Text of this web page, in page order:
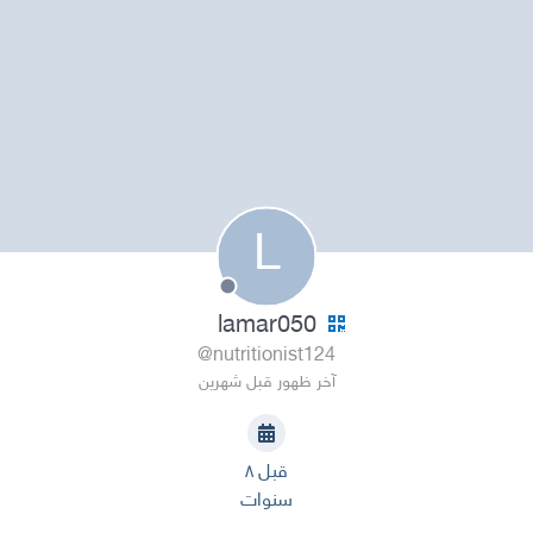
L
lamar050
@nutritionist124
آخر ظهور قبل شهرين
قبل ٨
سنوات